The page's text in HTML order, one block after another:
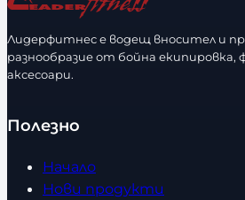
Лидерфитнес е водещ вносител и
разнообразие от бойна екипировка,
аксесоари.
Полезно
Начало
Нови продукти